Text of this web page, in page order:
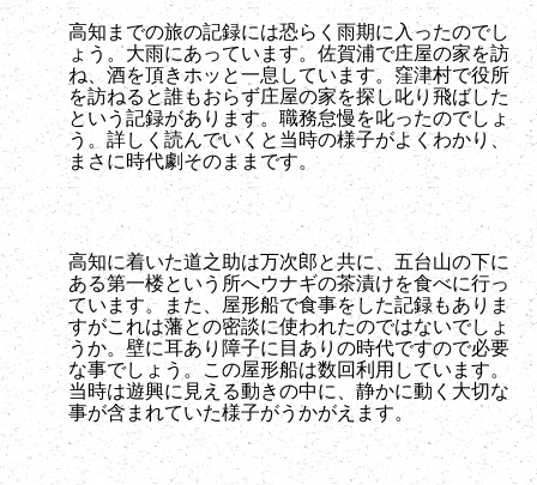
高知までの旅の記録には恐らく雨期に入ったのでし
ょう。大雨にあっています。佐賀浦で庄屋の家を訪
ね、酒を頂きホッと一息しています。窪津村で役所
を訪ねると誰もおらず庄屋の家を探し叱り飛ばした
という記録があります。職務怠慢を叱ったのでしょ
う。詳しく読んでいくと当時の様子がよくわかり、
まさに時代劇そのままです。
高知に着いた道之助は万次郎と共に、五台山の下に
ある第一楼という所へウナギの茶漬けを食べに行っ
ています。また、屋形船で食事をした記録もありま
すがこれは藩との密談に使われたのではないでしょ
うか。壁に耳あり障子に目ありの時代ですので必要
な事でしょう。この屋形船は数回利用しています。
当時は遊興に見える動きの中に、静かに動く大切な
事が含まれていた様子がうかがえます。